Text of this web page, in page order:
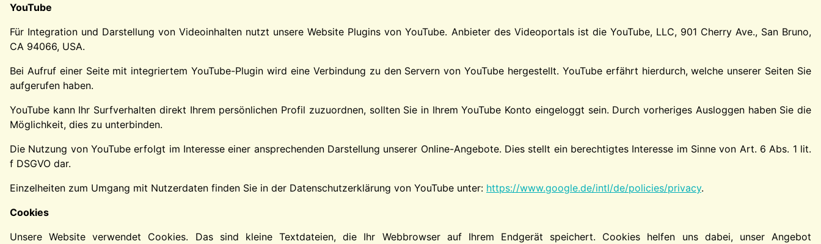
YouTube
Für Integration und Darstellung von Videoinhalten nutzt unsere Website Plugins von YouTube. Anbieter des Videoportals ist die YouTube, LLC, 901 Cherry Ave., San Bruno,
CA 94066, USA.
Bei Aufruf einer Seite mit integriertem YouTube-Plugin wird eine Verbindung zu den Servern von YouTube hergestellt. YouTube erfährt hierdurch, welche unserer Seiten Sie
aufgerufen haben.
YouTube kann Ihr Surfverhalten direkt Ihrem persönlichen Profil zuzuordnen, sollten Sie in Ihrem YouTube Konto eingeloggt sein. Durch vorheriges Ausloggen haben Sie die
Möglichkeit, dies zu unterbinden.
Die Nutzung von YouTube erfolgt im Interesse einer ansprechenden Darstellung unserer Online-Angebote. Dies stellt ein berechtigtes Interesse im Sinne von Art. 6 Abs. 1 lit.
f DSGVO dar.
Einzelheiten zum Umgang mit Nutzerdaten finden Sie in der Datenschutzerklärung von YouTube unter: https://www.google.de/intl/de/policies/privacy.
Cookies
Unsere Website verwendet Cookies. Das sind kleine Textdateien, die Ihr Webbrowser auf Ihrem Endgerät speichert. Cookies helfen uns dabei, unser Angebot